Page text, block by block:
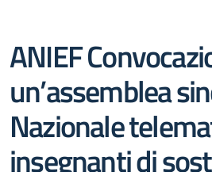
ANIEF
un’assemblea
Nazionale
insegnanti di